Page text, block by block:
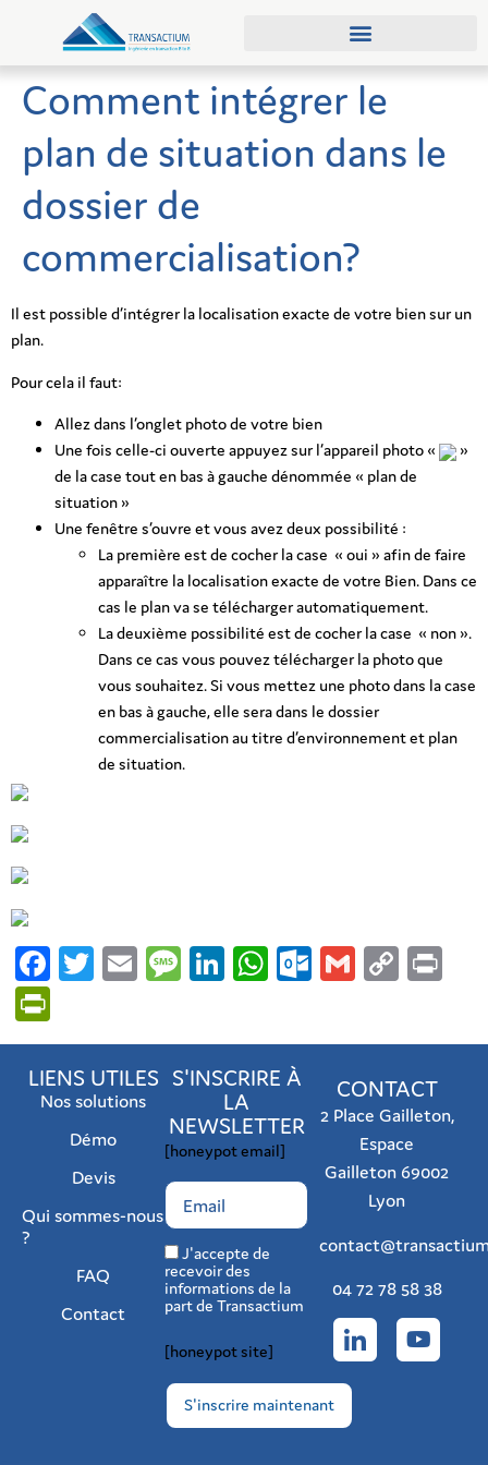
Comment intégrer le
plan de situation dans le
dossier de
commercialisation?
Il est possible d’intégrer la localisation exacte de votre bien sur un
plan.
Pour cela il faut:
Allez dans l’onglet photo de votre bien
Une fois celle-ci ouverte appuyez sur l’appareil photo «
»
de la case tout en bas à gauche dénommée « plan de
situation »
Une fenêtre s’ouvre et vous avez deux possibilité :
La première est de cocher la case « oui » afin de faire
apparaître la localisation exacte de votre Bien. Dans ce
cas le plan va se télécharger automatiquement.
La deuxième possibilité est de cocher la case « non ».
Dans ce cas vous pouvez télécharger la photo que
vous souhaitez. Si vous mettez une photo dans la case
en bas à gauche, elle sera dans le dossier
commercialisation au titre d’environnement et plan
de situation.
Facebook
Twitter
EmailMessage
LinkedIn
WhatsApp
Gmail
Copy
LIENS UTILES
Nos solutions
Démo
Devis
Qui sommes-nous
?
FAQ
Contact
S'INSCRIRE À
LA
NEWSLETTER
[honeypot email]
J'accepte de
recevoir des
informations de la
part de Transactium
[honeypot site]
CONTACT
2 Place Gailleton,
Espace
Gailleton 69002
Lyon
04 72 78 58 38